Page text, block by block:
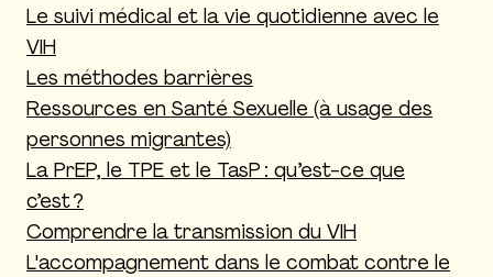
Le suivi médical et la vie quotidienne avec le
VIH
Les méthodes barrières
Ressources en Santé Sexuelle (à usage des
personnes migrantes)
La PrEP, le TPE et le TasP : qu’est-ce que
c’est ?
Comprendre la transmission du VIH
L'accompagnement dans le combat contre le